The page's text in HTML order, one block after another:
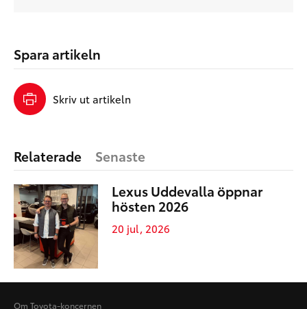
Spara artikeln
Skriv ut artikeln
Relaterade
Senaste
Lexus Uddevalla öppnar
hösten 2026
20 jul, 2026
Om Toyota-koncernen